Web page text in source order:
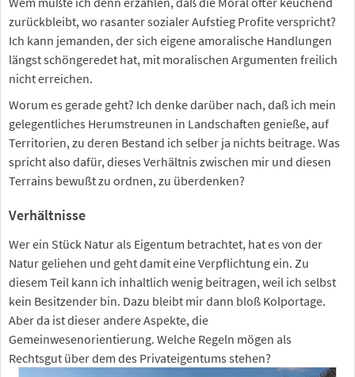
zurückbleibt, wo rasanter sozialer Aufstieg Profite verspricht?
Ich kann jemanden, der sich eigene amoralische Handlungen
längst schöngeredet hat, mit moralischen Argumenten freilich
nicht erreichen.
Worum es gerade geht? Ich denke darüber nach, daß ich mein
gelegentliches Herumstreunen in Landschaften genieße, auf
Territorien, zu deren Bestand ich selber ja nichts beitrage. Was
spricht also dafür, dieses Verhältnis zwischen mir und diesen
Terrains bewußt zu ordnen, zu überdenken?
Verhältnisse
Wer ein Stück Natur als Eigentum betrachtet, hat es von der
Natur geliehen und geht damit eine Verpflichtung ein. Zu
diesem Teil kann ich inhaltlich wenig beitragen, weil ich selbst
kein Besitzender bin. Dazu bleibt mir dann bloß Kolportage.
Aber da ist dieser andere Aspekte, die
Gemeinwesenorientierung. Welche Regeln mögen als
Rechtsgut über dem des Privateigentums stehen?